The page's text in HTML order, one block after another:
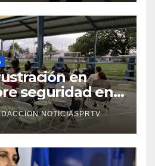
en
seguridad en
NOTICIASPRTV